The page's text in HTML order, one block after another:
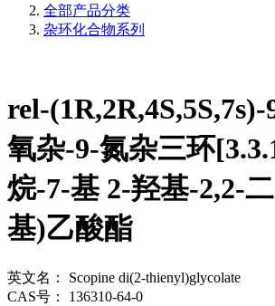
全部产品分类
杂环化合物系列
rel-
氧杂-9-氮杂三环
烷-7-基 2-羟基-2,2-
基)乙酸酯
英文名：
Scopine di(2-thienyl)glycolate
CAS号：
136310-64-0